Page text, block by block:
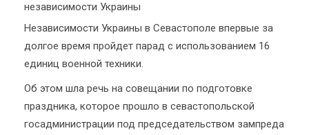
Независимости Украины в Севастополе впервые за
долгое время пройдет парад с использованием 16
единиц военной техники.
Об этом шла речь на совещании по подготовке
праздника, которое прошло в севастопольской
госадминистрации под председательством зампреда